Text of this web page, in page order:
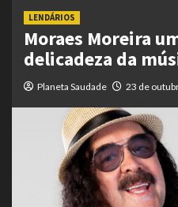
LENDÁRIOS
Moraes Moreira
delicadeza da
Planeta Saudade 23 de